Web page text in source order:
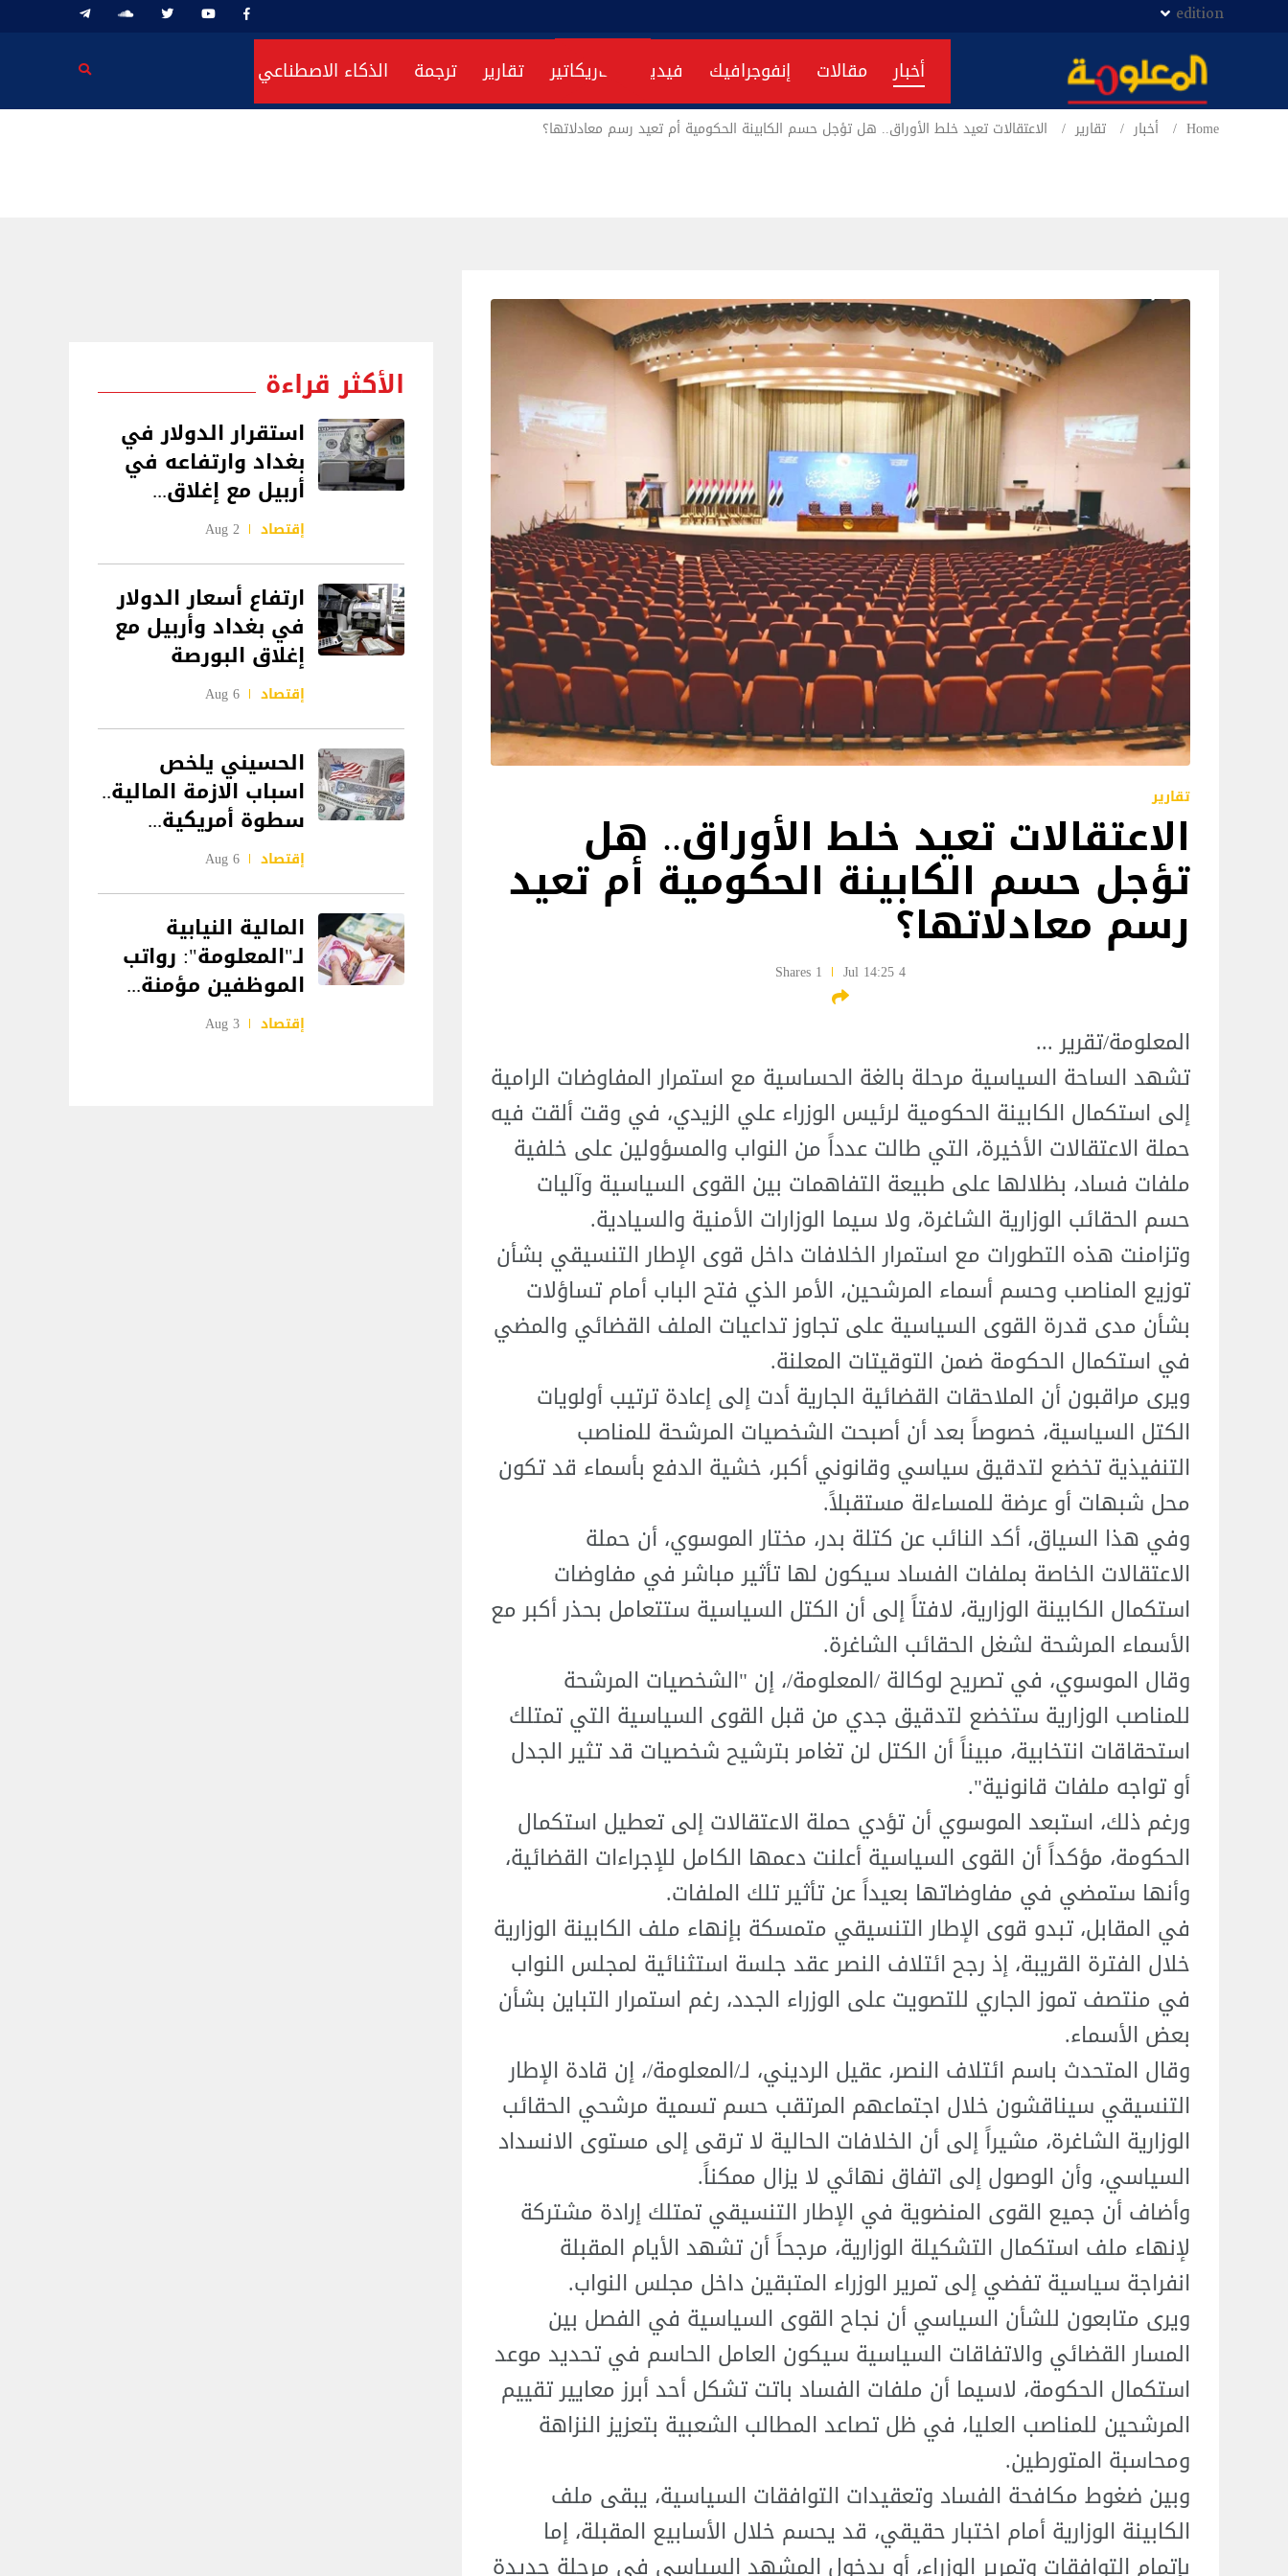
edition
أخبار مقالات إنفوجرافيك فيديو كاريكاتير تقارير ترجمة الذكاء الاصطناعي
Home أخبار تقارير الاعتقالات تعيد خلط الأوراق.. هل تؤجل حسم الكابينة الحكومية أم تعيد رسم معادلاتها؟
تقارير
الاعتقالات تعيد خلط الأوراق.. هل
تؤجل حسم الكابينة الحكومية أم تعيد
رسم معادلاتها؟
4 Jul 14:25
1 Shares
المعلومة/تقرير ...
تشهد الساحة السياسية مرحلة بالغة الحساسية مع استمرار المفاوضات الرامية
إلى استكمال الكابينة الحكومية لرئيس الوزراء علي الزيدي، في وقت ألقت فيه
حملة الاعتقالات الأخيرة، التي طالت عدداً من النواب والمسؤولين على خلفية
ملفات فساد، بظلالها على طبيعة التفاهمات بين القوى السياسية وآليات
حسم الحقائب الوزارية الشاغرة، ولا سيما الوزارات الأمنية والسيادية.
وتزامنت هذه التطورات مع استمرار الخلافات داخل قوى الإطار التنسيقي بشأن
توزيع المناصب وحسم أسماء المرشحين، الأمر الذي فتح الباب أمام تساؤلات
بشأن مدى قدرة القوى السياسية على تجاوز تداعيات الملف القضائي والمضي
في استكمال الحكومة ضمن التوقيتات المعلنة.
ويرى مراقبون أن الملاحقات القضائية الجارية أدت إلى إعادة ترتيب أولويات
الكتل السياسية، خصوصاً بعد أن أصبحت الشخصيات المرشحة للمناصب
التنفيذية تخضع لتدقيق سياسي وقانوني أكبر، خشية الدفع بأسماء قد تكون
محل شبهات أو عرضة للمساءلة مستقبلاً.
وفي هذا السياق، أكد النائب عن كتلة بدر، مختار الموسوي، أن حملة
الاعتقالات الخاصة بملفات الفساد سيكون لها تأثير مباشر في مفاوضات
استكمال الكابينة الوزارية، لافتاً إلى أن الكتل السياسية ستتعامل بحذر أكبر مع
الأسماء المرشحة لشغل الحقائب الشاغرة.
وقال الموسوي، في تصريح لوكالة /المعلومة/، إن "الشخصيات المرشحة
للمناصب الوزارية ستخضع لتدقيق جدي من قبل القوى السياسية التي تمتلك
استحقاقات انتخابية، مبيناً أن الكتل لن تغامر بترشيح شخصيات قد تثير الجدل
أو تواجه ملفات قانونية".
ورغم ذلك، استبعد الموسوي أن تؤدي حملة الاعتقالات إلى تعطيل استكمال
الحكومة، مؤكداً أن القوى السياسية أعلنت دعمها الكامل للإجراءات القضائية،
وأنها ستمضي في مفاوضاتها بعيداً عن تأثير تلك الملفات.
في المقابل، تبدو قوى الإطار التنسيقي متمسكة بإنهاء ملف الكابينة الوزارية
خلال الفترة القريبة، إذ رجح ائتلاف النصر عقد جلسة استثنائية لمجلس النواب
في منتصف تموز الجاري للتصويت على الوزراء الجدد، رغم استمرار التباين بشأن
بعض الأسماء.
وقال المتحدث باسم ائتلاف النصر، عقيل الرديني، لـ/المعلومة/، إن قادة الإطار
التنسيقي سيناقشون خلال اجتماعهم المرتقب حسم تسمية مرشحي الحقائب
الوزارية الشاغرة، مشيراً إلى أن الخلافات الحالية لا ترقى إلى مستوى الانسداد
السياسي، وأن الوصول إلى اتفاق نهائي لا يزال ممكناً.
وأضاف أن جميع القوى المنضوية في الإطار التنسيقي تمتلك إرادة مشتركة
لإنهاء ملف استكمال التشكيلة الوزارية، مرجحاً أن تشهد الأيام المقبلة
انفراجة سياسية تفضي إلى تمرير الوزراء المتبقين داخل مجلس النواب.
ويرى متابعون للشأن السياسي أن نجاح القوى السياسية في الفصل بين
المسار القضائي والاتفاقات السياسية سيكون العامل الحاسم في تحديد موعد
استكمال الحكومة، لاسيما أن ملفات الفساد باتت تشكل أحد أبرز معايير تقييم
المرشحين للمناصب العليا، في ظل تصاعد المطالب الشعبية بتعزيز النزاهة
ومحاسبة المتورطين.
وبين ضغوط مكافحة الفساد وتعقيدات التوافقات السياسية، يبقى ملف
الكابينة الوزارية أمام اختبار حقيقي، قد يحسم خلال الأسابيع المقبلة، إما
بإتمام التوافقات وتمرير الوزراء، أو بدخول المشهد السياسي في مرحلة جديدة
الأكثر قراءة
استقرار الدولار في
بغداد وارتفاعه في
أربيل مع إغلاق...
إقتصاد 2 Aug
ارتفاع أسعار الدولار
في بغداد وأربيل مع
إغلاق البورصة
إقتصاد 6 Aug
الحسيني يلخص
اسباب الازمة المالية..
سطوة أمريكية...
إقتصاد 6 Aug
المالية النيابية
لـ"المعلومة": رواتب
الموظفين مؤمنة...
إقتصاد 3 Aug